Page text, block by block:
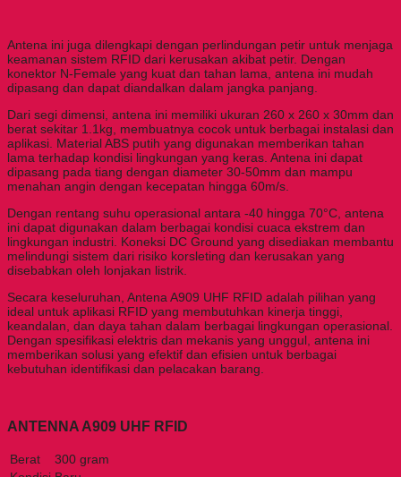
Antena ini juga dilengkapi dengan perlindungan petir untuk menjaga
keamanan sistem RFID dari kerusakan akibat petir. Dengan
konektor N-Female yang kuat dan tahan lama, antena ini mudah
dipasang dan dapat diandalkan dalam jangka panjang.
Dari segi dimensi, antena ini memiliki ukuran 260 x 260 x 30mm dan
berat sekitar 1.1kg, membuatnya cocok untuk berbagai instalasi dan
aplikasi. Material ABS putih yang digunakan memberikan tahan
lama terhadap kondisi lingkungan yang keras. Antena ini dapat
dipasang pada tiang dengan diameter 30-50mm dan mampu
menahan angin dengan kecepatan hingga 60m/s.
Dengan rentang suhu operasional antara -40 hingga 70°C, antena
ini dapat digunakan dalam berbagai kondisi cuaca ekstrem dan
lingkungan industri. Koneksi DC Ground yang disediakan membantu
melindungi sistem dari risiko korsleting dan kerusakan yang
disebabkan oleh lonjakan listrik.
Secara keseluruhan, Antena A909 UHF RFID adalah pilihan yang
ideal untuk aplikasi RFID yang membutuhkan kinerja tinggi,
keandalan, dan daya tahan dalam berbagai lingkungan operasional.
Dengan spesifikasi elektris dan mekanis yang unggul, antena ini
memberikan solusi yang efektif dan efisien untuk berbagai
kebutuhan identifikasi dan pelacakan barang.
ANTENNA A909 UHF RFID
Berat
300 gram